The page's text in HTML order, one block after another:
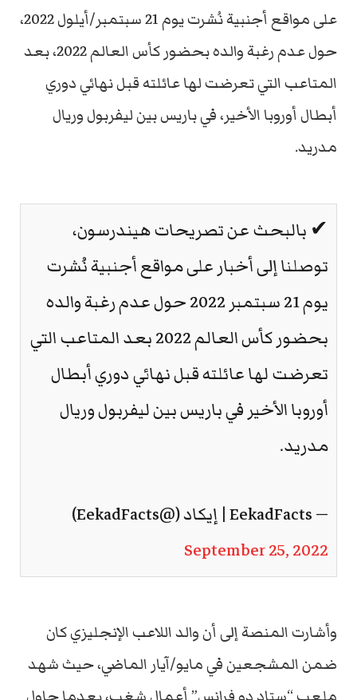
على مواقع أجنبية نُشرت يوم 21 سبتمبر/أيلول 2022،
حول عدم رغبة والده بحضور كأس العالم 2022، بعد
المتاعب التي تعرضت لها عائلته قبل نهائي دوري
أبطال أوروبا الأخير، في باريس بين ليفربول وريال
مدريد.
✔ بالبحث عن تصريحات هيندرسون،
توصلنا إلى أخبار على مواقع أجنبية نُشرت
يوم 21 سبتمبر 2022 حول عدم رغبة والده
بحضور كأس العالم 2022 بعد المتاعب التي
تعرضت لها عائلته قبل نهائي دوري أبطال
أوروبا الأخير في باريس بين ليفربول وريال
مدريد.
— EekadFacts | إيكاد (@EekadFacts)
September 25, 2022
وأشارت المنصة إلى أن والد اللاعب الإنجليزي كان
ضمن المشجعين في مايو/آيار الماضي، حيث شهد